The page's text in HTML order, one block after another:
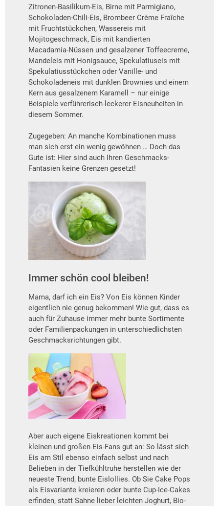
Zitronen-Basilikum-Eis, Birne mit Parmigiano,
Schokoladen-Chili-Eis, Brombeer Crème Fraîche
mit Fruchtstückchen, Wassereis mit
Mojitogeschmack, Eis mit kandierten
Macadamia-Nüssen und gesalzener Toffeecreme,
Mandeleis mit Honigsauce, Spekulatiuseis mit
Spekulatiusstückchen oder Vanille- und
Schokoladeneis mit dunklen Brownies und einem
Kern aus gesalzenem Karamell – nur einige
Beispiele verführerisch-leckerer Eisneuheiten in
diesem Sommer.
Zugegeben: An manche Kombinationen muss
man sich erst ein wenig gewöhnen … Doch das
Gute ist: Hier sind auch Ihren Geschmacks-
Fantasien keine Grenzen gesetzt!
Immer schön cool bleiben!
Mama, darf ich ein Eis? Von Eis können Kinder
eigentlich nie genug bekommen! Wie gut, dass es
auch für Zuhause immer mehr bunte Sortimente
oder Familienpackungen in unterschiedlichsten
Geschmacksrichtungen gibt.
Aber auch eigene Eiskreationen kommt bei
kleinen und großen Eis-Fans gut an: So lässt sich
Eis am Stil ebenso einfach selbst und nach
Belieben in der Tiefkühltruhe herstellen wie der
neueste Trend, bunte Eislollies. Ob Sie Cake Pops
als Eisvariante kreieren oder bunte Cup-Ice-Cakes
erfinden, statt Sahne lieber leichten Joghurt, Bio-